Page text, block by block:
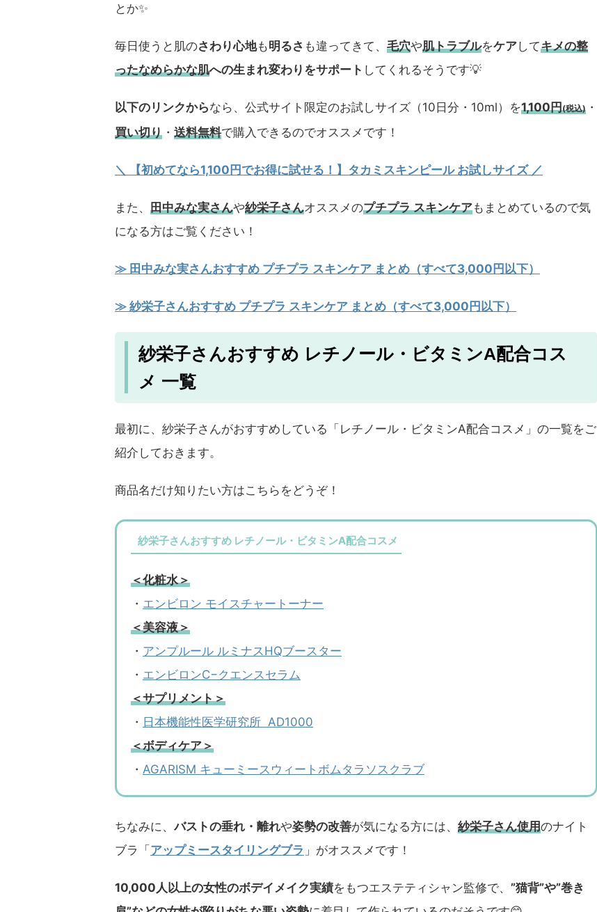
とか✨
毎日使うと肌のさわり心地も明るさ も違ってきて、 毛穴や肌トラブルをケアしてキメの整
ったなめらかな肌への生まれ変わりをサポート してくれるそうです💡
以下のリンクからなら、公式サイト限定のお試しサイズ（10日分・10ml）を1,100円(税込) ・
買い切り ・ 送料無料で購入できるのでオススメです！
＼ 【初めてなら1,100円でお得に試せる！】タカミスキンピール お試しサイズ／
また、 田中みな実さんや紗栄子さんオススメのプチプラ スキンケアもまとめているので気
になる方はご覧ください！
≫ 田中みな実さんおすすめ プチプラ スキンケア まとめ（すべて3,000円以下）
≫ 紗栄子さんおすすめ プチプラ スキンケア まとめ（すべて3,000円以下）
紗栄子さんおすすめ レチノール・ビタミンA配合コス
メ 一覧
最初に、紗栄子さんがおすすめしている「レチノール・ビタミンA配合コスメ」の一覧をご
紹介しておきます。
商品名だけ知りたい方はこちらをどうぞ！
紗栄子さんおすすめ レチノール・ビタミンA配合コスメ
＜化粧水＞
・ エンビロン モイスチャートーナー
＜美容液＞
・ アンプルール ルミナスHQブースター
・ エンビロンC−クエンスセラム
＜サプリメント＞
・ 日本機能性医学研究所 AD1000
＜ボディケア＞
・ AGARISM キューミースウィートボムタラソスクラブ
ちなみに、バストの垂れ・離れや姿勢の改善が気になる方には、 紗栄子さん使用のナイト
ブラ「アップミースタイリングブラ 」がオススメです！
10,000人以上の女性のボデイメイク実績をもつエステティシャン監修で、 ”猫背”や”巻き